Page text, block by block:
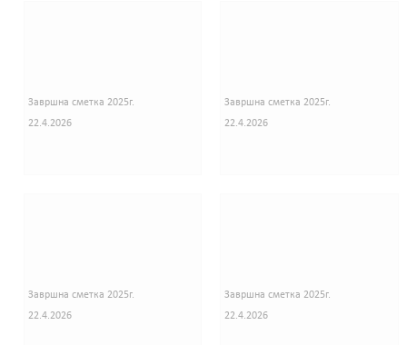
Завршна сметка 2025г.
22.4.2026
Завршна сметка 2025г.
22.4.2026
Завршна сметка 2025г.
22.4.2026
Завршна сметка 2025г.
22.4.2026